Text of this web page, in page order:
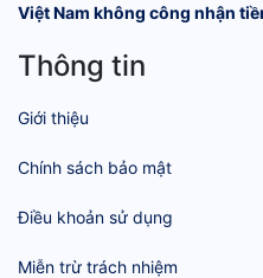
Việt Nam không công nhận
Thông tin
Giới thiệu
Chính sách bảo mật
Điều khoản sử dụng
Miễn trừ trách nhiệm